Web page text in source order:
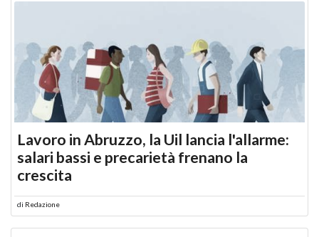
Lavoro in Abruzzo, la Uil lancia l'allarme:
salari bassi e precarietà frenano la
crescita
di Redazione